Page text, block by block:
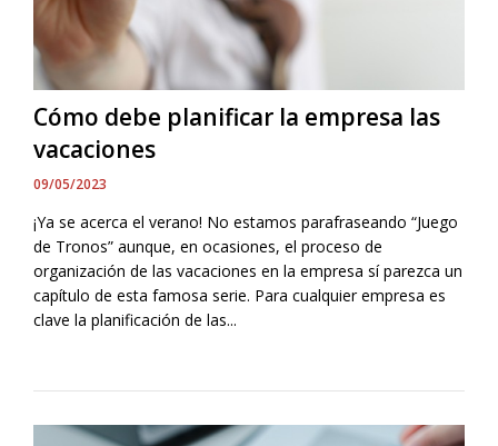
Cómo debe planificar la empresa las
vacaciones
09/05/2023
¡Ya se acerca el verano! No estamos parafraseando “Juego
de Tronos” aunque, en ocasiones, el proceso de
organización de las vacaciones en la empresa sí parezca un
capítulo de esta famosa serie. Para cualquier empresa es
clave la planificación de las...